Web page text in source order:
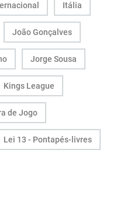
Itália
João Gonçalves
Jorge Sousa
Kings League
de Jogo
Lei 13 - Pontapés-livres